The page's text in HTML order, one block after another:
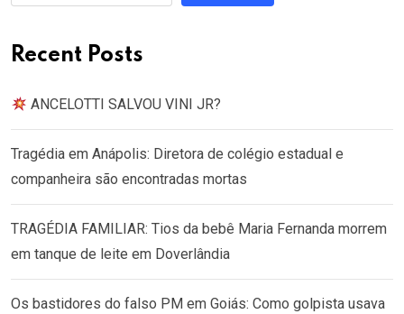
Recent Posts
ANCELOTTI SALVOU VINI JR?
Tragédia em Anápolis: Diretora de colégio estadual e
companheira são encontradas mortas
TRAGÉDIA FAMILIAR: Tios da bebê Maria Fernanda morrem
em tanque de leite em Doverlândia
Os bastidores do falso PM em Goiás: Como golpista usava